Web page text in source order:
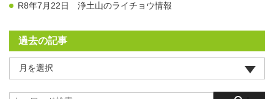
R8年7月22日 浄土山のライチョウ情報
過去の記事